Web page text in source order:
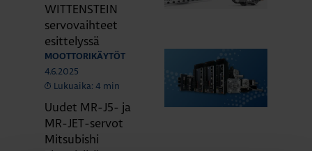
WITTENSTEIN
servovaihteet
esittelyssä
MOOTTORIKÄYTÖT
4.6.2025
Lukuaika: 4 min
Uudet MR-J5- ja
MR-JET-servot
Mitsubishi